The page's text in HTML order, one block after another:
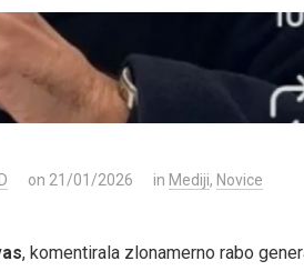
on 21/01/2026 in Mediji, Novice
, komentirala zlonamerno rabo